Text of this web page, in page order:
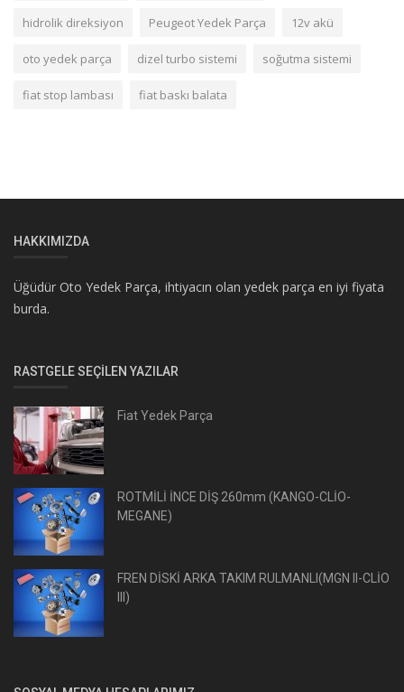
hidrolik direksiyon Peugeot Yedek Parça 12v akü
oto yedek parça dizel turbo sistemi soğutma sistemi
fiat stop lambası fiat baskı balata
HAKKIMIZDA
Üğüdür Oto Yedek Parça, ihtiyacın olan yedek parça en iyi fiyata
burda.
RASTGELE SEÇILEN YAZILAR
Fiat Yedek Parça
ROTMİLİ İNCE DİŞ 260mm (KANGO-CLİO-
MEGANE)
FREN DİSKİ ARKA TAKIM RULMANLI(MGN II-CLİO
III)